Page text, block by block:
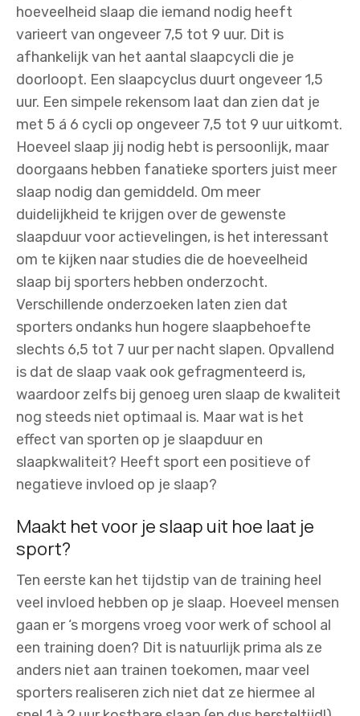
hoeveelheid slaap die iemand nodig heeft
varieert van ongeveer 7,5 tot 9 uur. Dit is
afhankelijk van het aantal slaapcycli die je
doorloopt. Een slaapcyclus duurt ongeveer 1,5
uur. Een simpele rekensom laat dan zien dat je
met 5 á 6 cycli op ongeveer 7,5 tot 9 uur uitkomt.
Hoeveel slaap jij nodig hebt is persoonlijk, maar
doorgaans hebben fanatieke sporters juist meer
slaap nodig dan gemiddeld. Om meer
duidelijkheid te krijgen over de gewenste
slaapduur voor actievelingen, is het interessant
om te kijken naar studies die de hoeveelheid
slaap bij sporters hebben onderzocht.
Verschillende onderzoeken laten zien dat
sporters ondanks hun hogere slaapbehoefte
slechts 6,5 tot 7 uur per nacht slapen. Opvallend
is dat de slaap vaak ook gefragmenteerd is,
waardoor zelfs bij genoeg uren slaap de kwaliteit
nog steeds niet optimaal is. Maar wat is het
effect van sporten op je slaapduur en
slaapkwaliteit? Heeft sport een positieve of
negatieve invloed op je slaap?
Maakt het voor je slaap uit hoe laat je
sport?
Ten eerste kan het tijdstip van de training heel
veel invloed hebben op je slaap. Hoeveel mensen
gaan er ‘s morgens vroeg voor werk of school al
een training doen? Dit is natuurlijk prima als ze
anders niet aan trainen toekomen, maar veel
sporters realiseren zich niet dat ze hiermee al